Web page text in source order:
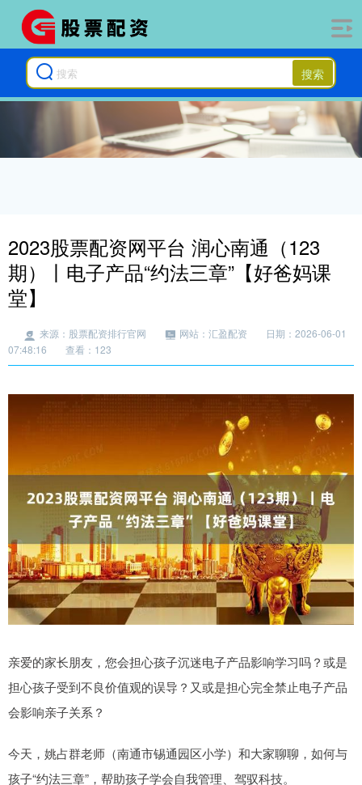
搜索
2023股票配资网平台 润心南通（123
期）丨电子产品“约法三章”【好爸妈课
堂】
来源：股票配资排行官网 网站：汇盈配资
日期：2026-06-01
07:48:16
查看：123
亲爱的家长朋友，您会担心孩子沉迷电子产品影响学习吗？或是
担心孩子受到不良价值观的误导？又或是担心完全禁止电子产品
会影响亲子关系？
今天，姚占群老师（南通市锡通园区小学）和大家聊聊，如何与
孩子“约法三章”，帮助孩子学会自我管理、驾驭科技。